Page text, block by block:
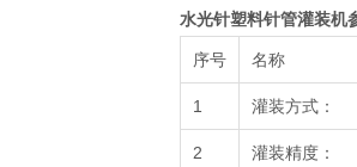
水光针塑料针管灌装机
序号 名称
1 灌装方式：
2 灌装精度：